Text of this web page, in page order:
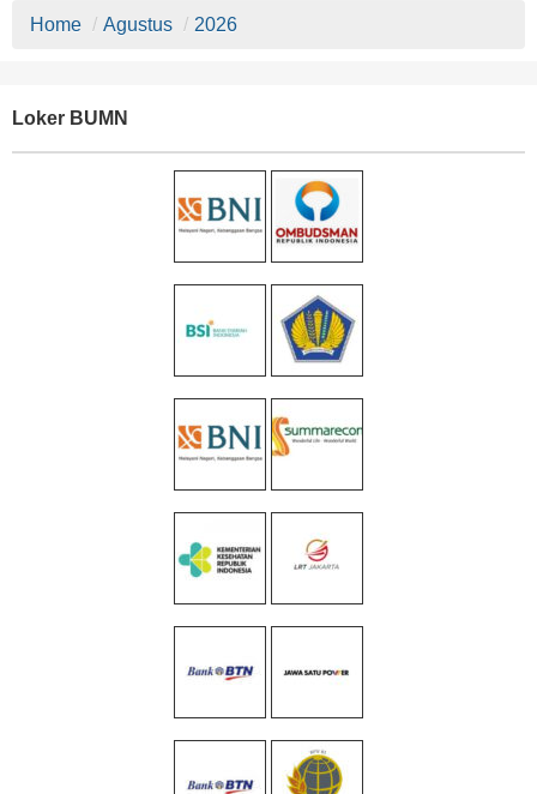
Home / Agustus / 2026
Loker BUMN